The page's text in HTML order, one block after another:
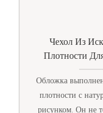
Чехол Из
Плотности
Обложка
плотности с
рисунком. Он не